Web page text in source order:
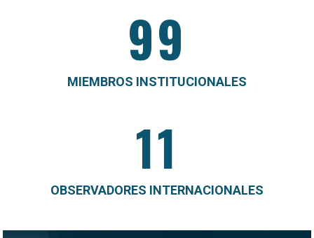
99
MIEMBROS INSTITUCIONALES
11
OBSERVADORES INTERNACIONALES